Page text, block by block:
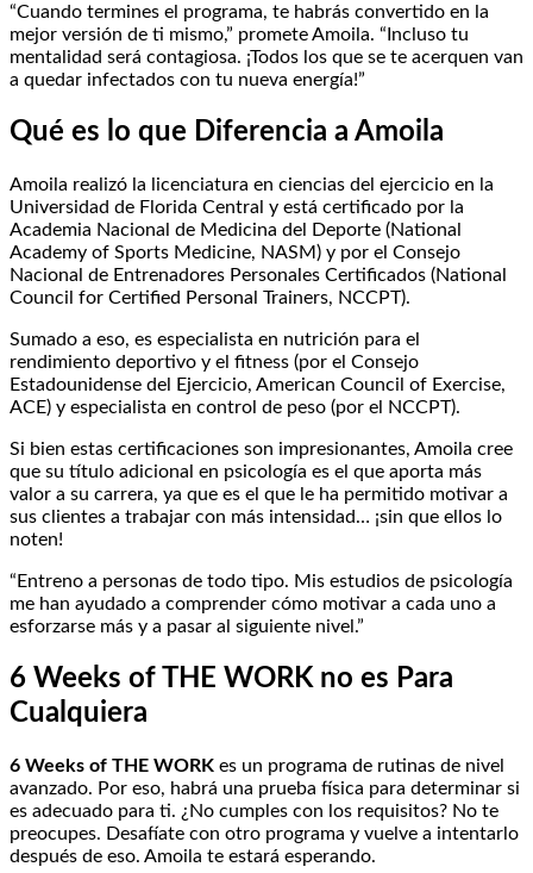
“Cuando termines el programa, te habrás convertido en la
mejor versión de ti mismo,” promete Amoila. “Incluso tu
mentalidad será contagiosa. ¡Todos los que se te acerquen van
a quedar infectados con tu nueva energía!”
Qué es lo que Diferencia a Amoila
Amoila realizó la licenciatura en ciencias del ejercicio en la
Universidad de Florida Central y está certificado por la
Academia Nacional de Medicina del Deporte (National
Academy of Sports Medicine, NASM) y por el Consejo
Nacional de Entrenadores Personales Certificados (National
Council for Certified Personal Trainers, NCCPT).
Sumado a eso, es especialista en nutrición para el
rendimiento deportivo y el fitness (por el Consejo
Estadounidense del Ejercicio, American Council of Exercise,
ACE) y especialista en control de peso (por el NCCPT).
Si bien estas certificaciones son impresionantes, Amoila cree
que su título adicional en psicología es el que aporta más
valor a su carrera, ya que es el que le ha permitido motivar a
sus clientes a trabajar con más intensidad… ¡sin que ellos lo
noten!
“Entreno a personas de todo tipo. Mis estudios de psicología
me han ayudado a comprender cómo motivar a cada uno a
esforzarse más y a pasar al siguiente nivel.”
6 Weeks of THE WORK no es Para
Cualquiera
6 Weeks of THE WORK es un programa de rutinas de nivel
avanzado. Por eso, habrá una prueba física para determinar si
es adecuado para ti. ¿No cumples con los requisitos? No te
preocupes. Desafíate con otro programa y vuelve a intentarlo
después de eso. Amoila te estará esperando.